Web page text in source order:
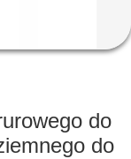
do
do